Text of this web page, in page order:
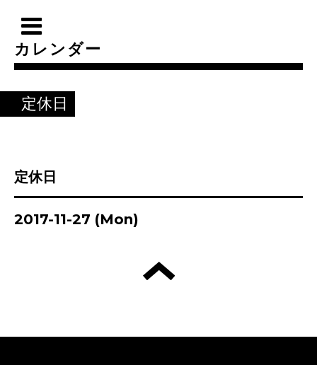
カレンダー
定休日
定休日
2017-11-27 (Mon)